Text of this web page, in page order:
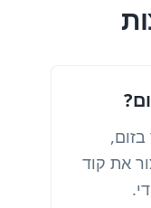
את קוד